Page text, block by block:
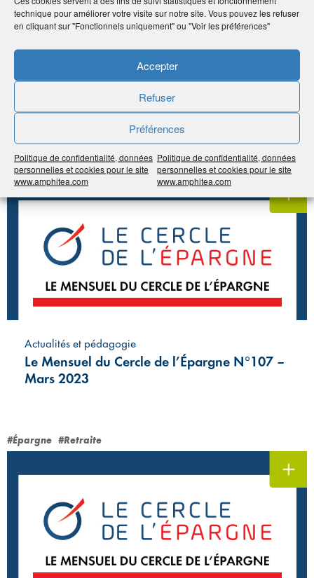
technique pour améliorer votre visite sur notre site. Vous pouvez les refuser
en cliquant sur "Fonctionnels uniquement" ou "Voir les préférences"
Accepter
Refuser
Préférences
Politique de confidentialité, données
personnelles et cookies pour le site
www.amphitea.com
Politique de confidentialité, données
personnelles et cookies pour le site
www.amphitea.com
Imprimer
À voir surle même
#Épargne #Retraite
Actualités et pédagogie
Le Mensuel du Cercle de l’Épargne N°107 –
Mars 2023
#Épargne #Retraite